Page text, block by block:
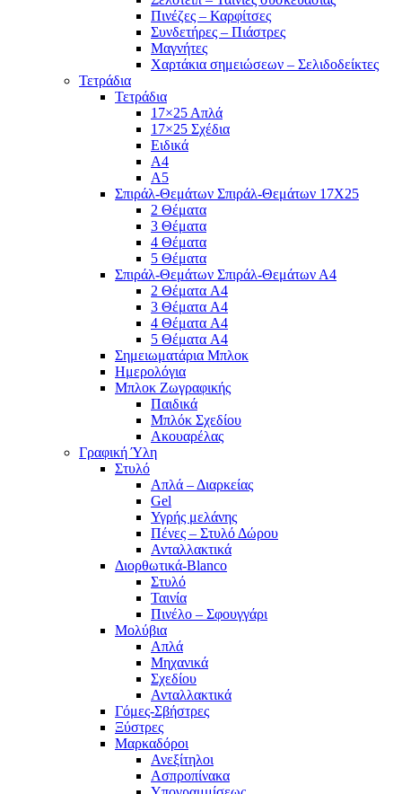
Πινέζες – Καρφίτσες
Συνδετήρες – Πιάστρες
Μαγνήτες
Χαρτάκια σημειώσεων – Σελιδοδείκτες
Τετράδια
Τετράδια
17×25 Απλά
17×25 Σχέδια
Ειδικά
Α4
Α5
Σπιράλ-Θεμάτων Σπιράλ-Θεμάτων 17Χ25
2 Θέματα
3 Θέματα
4 Θέματα
5 Θέματα
Σπιράλ-Θεμάτων Σπιράλ-Θεμάτων Α4
2 Θέματα A4
3 Θέματα A4
4 Θέματα A4
5 Θέματα A4
Σημειωματάρια Μπλοκ
Ημερολόγια
Μπλοκ Ζωγραφικής
Παιδικά
Μπλόκ Σχεδίου
Ακουαρέλας
Γραφική Ύλη
Στυλό
Απλά – Διαρκείας
Gel
Υγρής μελάνης
Πένες – Στυλό Δώρου
Ανταλλακτικά
Διορθωτικά-Blanco
Στυλό
Ταινία
Πινέλο – Σφουγγάρι
Μολύβια
Απλά
Μηχανικά
Σχεδίου
Ανταλλακτικά
Γόμες-Σβήστρες
Ξύστρες
Μαρκαδόροι
Ανεξίτηλοι
Ασπροπίνακα